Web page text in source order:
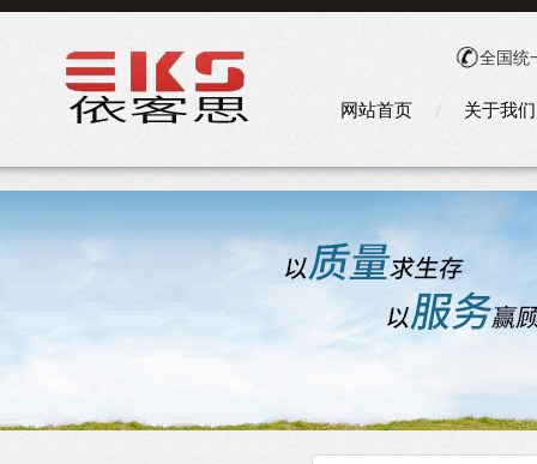
全国统
网站首页 关于我们